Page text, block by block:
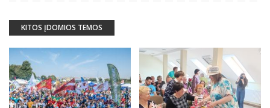
KITOS ĮDOMIOS TEMOS